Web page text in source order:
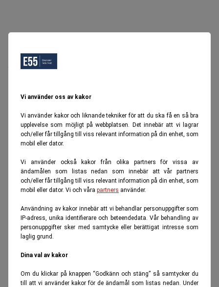
Vi använder oss av kakor
Vi använder kakor och liknande tekniker för att du ska få en så bra
upplevelse som möjligt på webbplatsen. Det innebär att vi lagrar
och/eller får tillgång till viss relevant information på din enhet, som
mobil eller dator.
Vi använder också kakor från olika partners för vissa av
ändamålen som listas nedan som innebär att vår partners
och/eller får tillgång till viss relevant information på din enhet, som
mobil eller dator. Vi och våra partners använder.
Användning av kakor innebär att vi behandlar personuppgifter som
IP-adress, unika identifierare och beteendedata. Vår behandling av
personuppgifter sker med samtycke eller berättigat intresse som
laglig grund.
Dina val av kakor
Om du klickar på knappen “Godkänn och stäng” så samtycker du
till att vi använder kakor för de ändamål som listas nedan. Under
Oops, Ett fel inträffade.